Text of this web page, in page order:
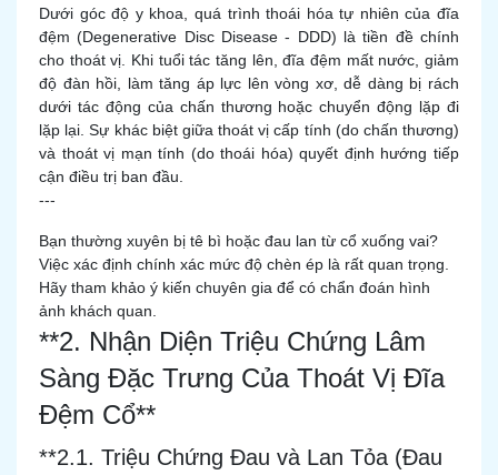
Dưới góc độ y khoa, quá trình thoái hóa tự nhiên của đĩa
đệm (Degenerative Disc Disease - DDD) là tiền đề chính
cho thoát vị. Khi tuổi tác tăng lên, đĩa đệm mất nước, giảm
độ đàn hồi, làm tăng áp lực lên vòng xơ, dễ dàng bị rách
dưới tác động của chấn thương hoặc chuyển động lặp đi
lặp lại. Sự khác biệt giữa thoát vị cấp tính (do chấn thương)
và thoát vị mạn tính (do thoái hóa) quyết định hướng tiếp
cận điều trị ban đầu.
---
Bạn thường xuyên bị tê bì hoặc đau lan từ cổ xuống vai?
Việc xác định chính xác mức độ chèn ép là rất quan trọng.
Hãy tham khảo ý kiến chuyên gia để có chẩn đoán hình
ảnh khách quan.
**2. Nhận Diện Triệu Chứng Lâm
Sàng Đặc Trưng Của Thoát Vị Đĩa
Đệm Cổ**
**2.1. Triệu Chứng Đau và Lan Tỏa (Đau